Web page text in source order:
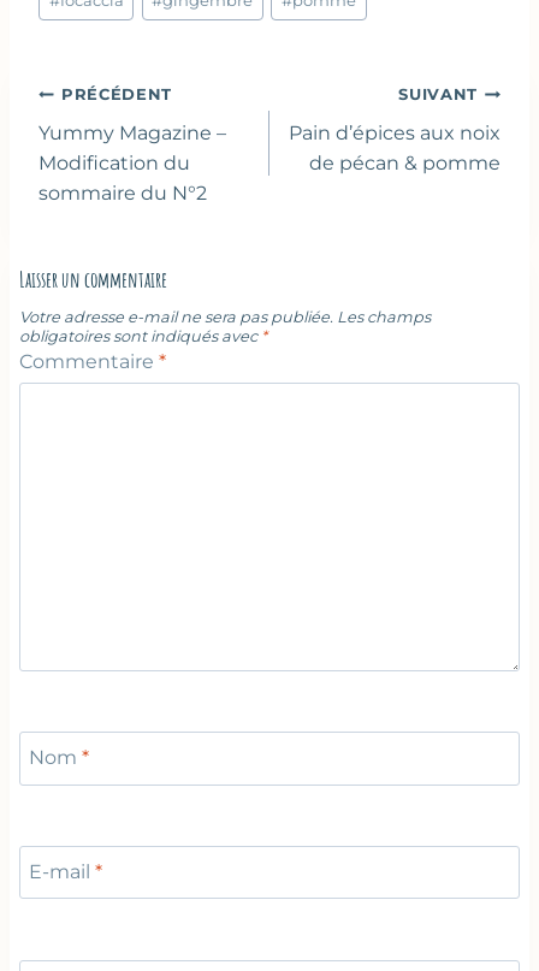
Navigation
de
l’article
PRÉCÉDENT
Yummy Magazine –
Modification du
sommaire du N°2
SUIVANT
Pain d’épices aux noix
de pécan & pomme
Laisser un commentaire
Votre adresse e-mail ne sera pas publiée. Les champs
obligatoires sont indiqués avec *
Commentaire *
Nom *
E-mail *